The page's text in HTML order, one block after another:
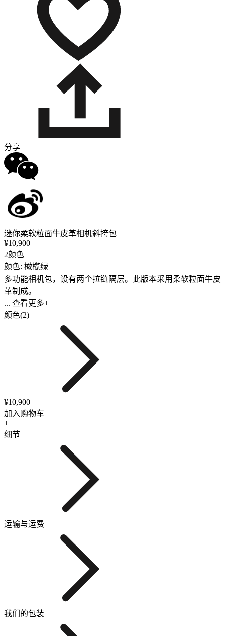
分享
迷你柔软粒面牛皮革相机斜挎包
¥10,900
2颜色
颜色: 橄榄绿
多功能相机包，设有两个拉链隔层。此版本采用柔软粒面牛皮
革制成。
... 查看更多+
颜色(2)
¥10,900
加入购物车
+
细节
运输与运费
我们的包装